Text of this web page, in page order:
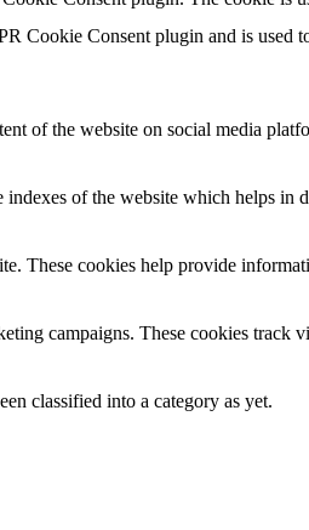
Cookie Consent plugin and is used
of the website on social media
of the website which helps in
These cookies help provide
campaigns. These cookies track
classified into a category as yet.